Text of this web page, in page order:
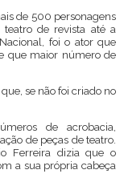
de 500 personagens
de revista até a
foi o ator que
que maior número de
se não foi criado no
de acrobacia,
de peças de teatro.
Ferreira dizia que o
a sua própria cabeça